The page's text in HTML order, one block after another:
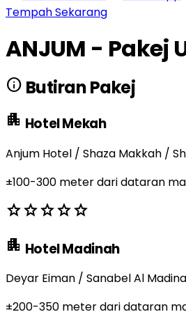
Tempah Sekarang
ANJUM - Pakej
info Butiran Pakej
apartment Hotel Mekah
Anjum Hotel / Shaza Makkah /
±100-300 meter dari dataran
starstarstarstarstar
apartment Hotel Madinah
Deyar Eiman / Sanabel Al
±200-350 meter dari dataran